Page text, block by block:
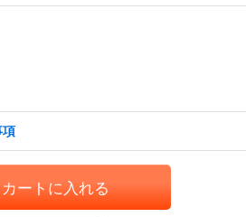
項
カートに入れる